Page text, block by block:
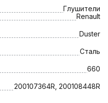
Глушители
Renault
Duster
Сталь
660
200107364R, 200108448R